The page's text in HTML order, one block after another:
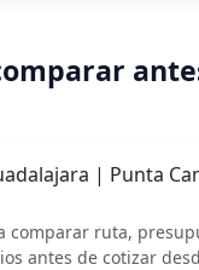
| Punta
comparar ruta,
antes de cotizar